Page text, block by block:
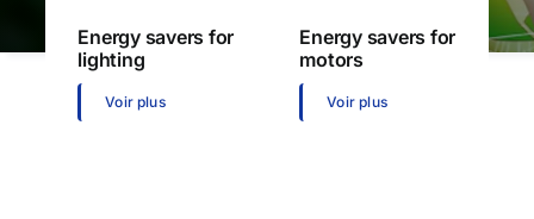
Energy savers for
lighting
Voir plus
Energy savers for
motors
Voir plus